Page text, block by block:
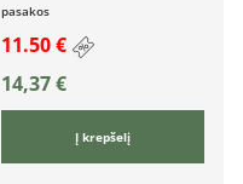
pasakos
11.50 €
14,37€
Į krepšelį